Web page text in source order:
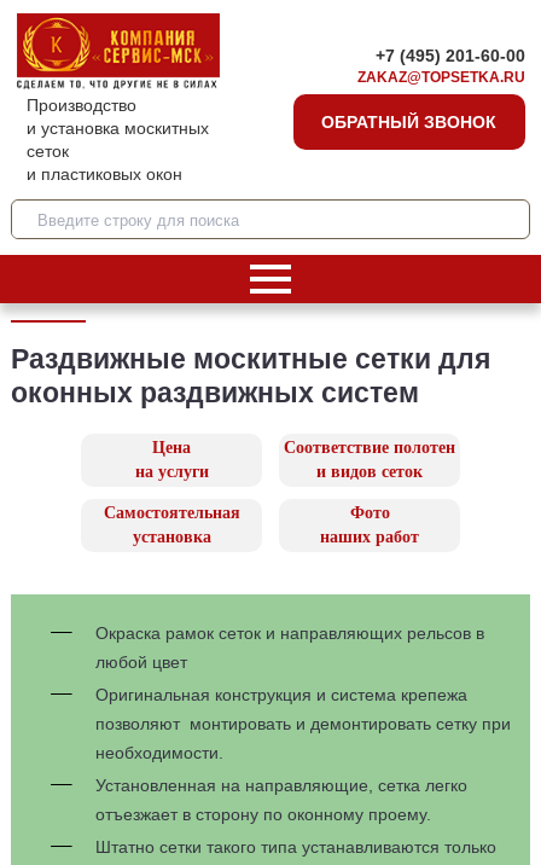
Производство
и установка москитных
сеток
и пластиковых окон
+7 (495) 201-60-00
ZAKAZ@TOPSETKA.RU
ОБРАТНЫЙ ЗВОНОК
Раздвижные москитные сетки для
оконных раздвижных систем
Цена
на услуги
Соответствие полотен
и видов сеток
Самостоятельная
установка
Фото
наших работ
Окраска рамок сеток и направляющих рельсов в
любой цвет
Оригинальная конструкция и система крепежа
позволяют монтировать и демонтировать сетку при
необходимости.
Установленная на направляющие, сетка легко
отъезжает в сторону по оконному проему.
Штатно сетки такого типа устанавливаются только